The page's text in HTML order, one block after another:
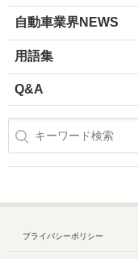
自動車業界NEWS
用語集
Q&A
プライバシーポリシー